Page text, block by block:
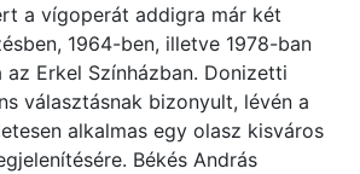
a vígoperát addigra már két
1964-ben, illetve 1978-ban
Erkel Színházban. Donizetti
választásnak bizonyult, lévén a
alkalmas egy olasz kisváros
Békés András